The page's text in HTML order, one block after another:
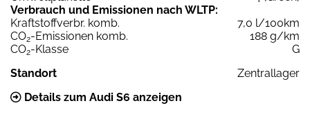
Verbrauch und Emissionen nach WLTP:
Kraftstoffverbr. komb.
7,0 l/100km
CO2-Emissionen komb.
188 g/km
CO2-Klasse
G
Standort
Zentrallager
Details zum Audi S6 anzeigen